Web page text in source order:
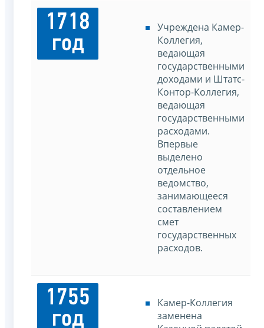
1718
год
Учреждена Камер-
Коллегия,
ведающая
государственными
доходами и Штатс-
Контор-Коллегия,
ведающая
государственными
расходами.
Впервые
выделено
отдельное
ведомство,
занимающееся
составлением
смет
государственных
расходов.
1755
год
Камер-Коллегия
заменена